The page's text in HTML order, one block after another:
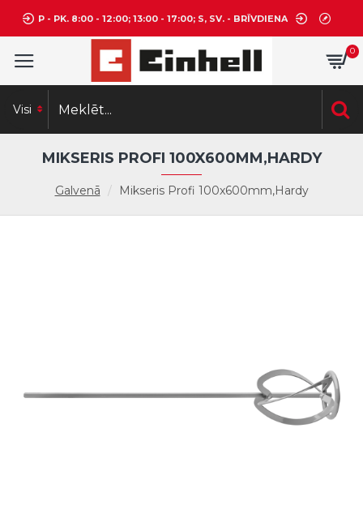
P - PK. 8:00 - 12:00; 13:00 - 17:00; S, SV. - BRĪVDIENA
0
Visi
Galvenā Mikseris Profi 100x600mm,Hardy
MIKSERIS PROFI 100X600MM,HARDY